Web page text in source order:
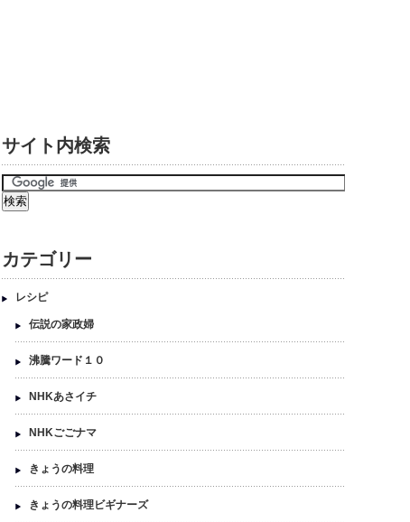
サイト内検索
カテゴリー
レシピ
伝説の家政婦
沸騰ワード１０
NHKあさイチ
NHKごごナマ
きょうの料理
きょうの料理ビギナーズ